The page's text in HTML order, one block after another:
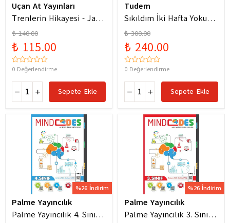
Uçan At Yayınları
Trenlerin Hikayesi - Jane
Bingham
₺ 140.00
₺ 115.00
0 Değerlendirme
Sepete Ekle
Tudem
Sıkıldım İki Hafta Yokum
Pelin Güneş
₺ 300.00
₺ 240.00
0 Değerlendirme
Sepete Ekle
%26 İndirim
Palme Yayıncılık
Palme Yayıncılık 4. Sınıf
%26 İndirim
Palme Yayıncılık
Palme Yayıncılık 3. Sınıf